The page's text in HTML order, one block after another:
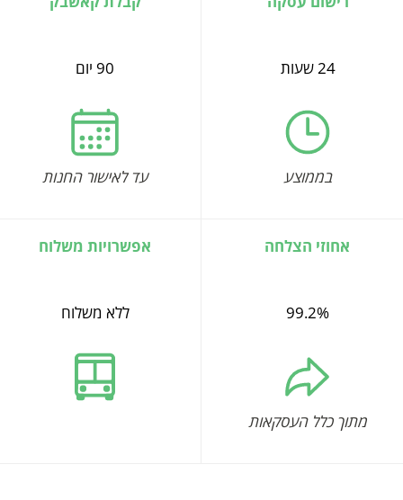
24 שעות
בממוצע
90 יום
עד לאישור החנות
אחוזי הצלחה
99.2%
מתוך כלל העסקאות
אפשרויות משלוח
ללא משלוח